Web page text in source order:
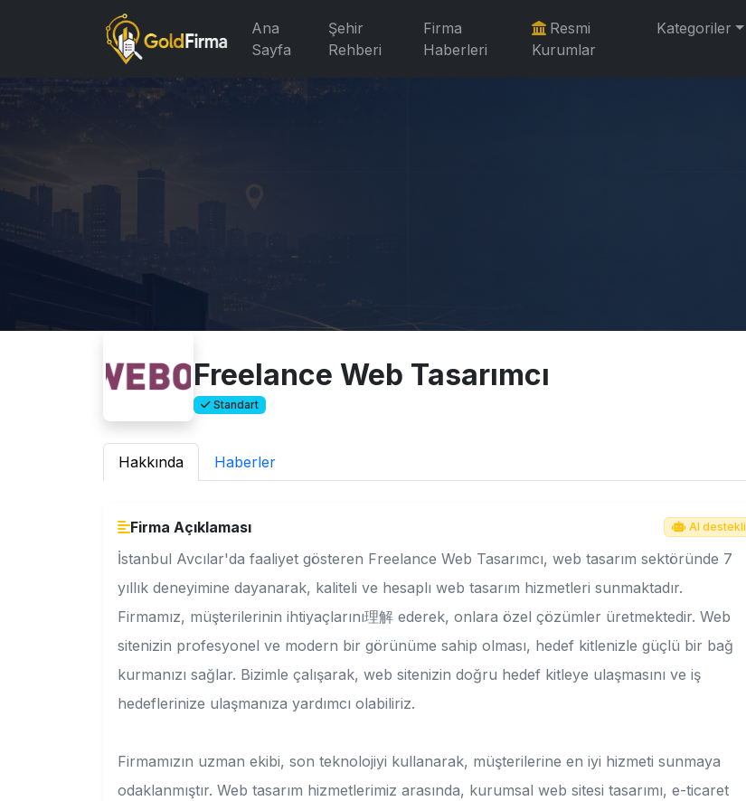
Ana
Sayfa
Şehir
Rehberi
Firma
Haberleri
Resmi
Kurumlar
Kategoriler
Freelance Web Tasarımcı
Standart
Hakkında Haberler
Firma Açıklaması AI destekli
İstanbul Avcılar'da faaliyet gösteren Freelance Web Tasarımcı, web tasarım sektöründe 7
yıllık deneyimine dayanarak, kaliteli ve hesaplı web tasarım hizmetleri sunmaktadır.
Firmamız, müşterilerinin ihtiyaçlarını理解 ederek, onlara özel çözümler üretmektedir. Web
sitenizin profesyonel ve modern bir görünüme sahip olması, hedef kitlenizle güçlü bir bağ
kurmanızı sağlar. Bizimle çalışarak, web sitenizin doğru hedef kitleye ulaşmasını ve iş
hedeflerinize ulaşmanıza yardımcı olabiliriz.
Firmamızın uzman ekibi, son teknolojiyi kullanarak, müşterilerine en iyi hizmeti sunmaya
odaklanmıştır. Web tasarım hizmetlerimiz arasında, kurumsal web sitesi tasarımı, e-ticaret